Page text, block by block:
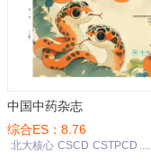
中国中药杂志
综合ES：8.76
北大核心 CSCD CSTPCD